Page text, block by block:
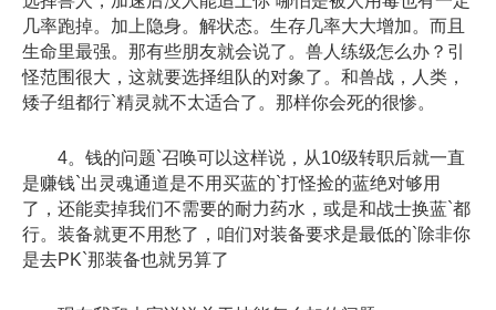
几率跑掉。加上隐身。解状态。生存几率大大增加。而且
生命里最强。那有些朋友就会说了。兽人练级怎么办？引
怪范围很大，这就要选择组队的对象了。和兽战，人类，
矮子组都行`精灵就不太适合了。那样你会死的很惨。
4。钱的问题`召唤可以这样说，从10级转职后就一直
是赚钱`出灵魂通道是不用买蓝的`打怪捡的蓝绝对够用
了，还能卖掉我们不需要的耐力药水，或是和战士换蓝`都
行。装备就更不用愁了，咱们对装备要求是最低的`除非你
是去PK`那装备也就另算了